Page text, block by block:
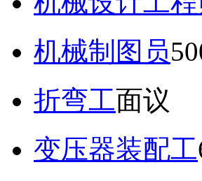
机械制图员
折弯工面议
变压器装配工